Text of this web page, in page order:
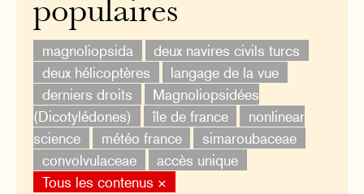
populaires
magnoliopsida
deux navires civils turcs
deux hélicoptères
langage de la vue
derniers droits
Magnoliopsidées
(Dicotylédones)
île de france
nonlinear
science
météo france
simaroubaceae
convolvulaceae
accès unique
Tous les contenus ×